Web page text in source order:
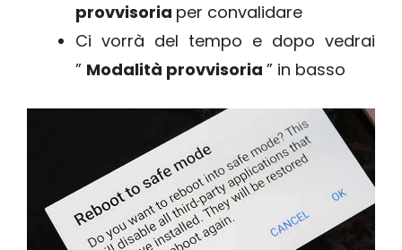
provvisoria per convalidare
Ci vorrà del tempo e dopo vedrai
” Modalità provvisoria ” in basso